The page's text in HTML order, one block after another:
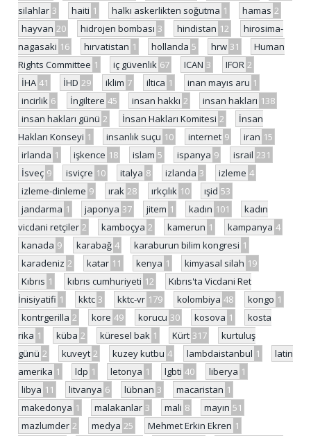
silahlar 3 haiti 1 halkı askerlikten soğutma 1 hamas 2
hayvan 20 hidrojen bombası 3 hindistan 12
hirosima-
nagasaki 16 hırvatistan 1 hollanda 5 hrw 31
Human
Rights Committee 1 iç güvenlik 67 ICAN 3 IFOR 2
İHA 41 İHD 29 iklim 7 iltica 1 inan mayıs aru 1
incirlik 6 İngiltere 45 insan hakkı 2 insan hakları 138
insan hakları günü 2 İnsan Hakları Komitesi 2
İnsan
Hakları Konseyi 1 insanlık suçu 10 internet 9 iran 15
irlanda 1 işkence 18 islam 5 ispanya 9 israil 231
İsveç 9 isviçre 10 italya 8 izlanda 3 izleme 4
izleme-dinleme 9 ırak 28 ırkçılık 10 ışid 53
jandarma 1 japonya 37 jitem 1 kadın 101
kadın
vicdani retçiler 2 kamboçya 2 kamerun 1 kampanya 4
kanada 9 karabağ 4 karaburun bilim kongresi 1
karadeniz 2 katar 11 kenya 1 kimyasal silah 19
Kıbrıs 1 kıbrıs cumhuriyeti 12
Kıbrıs'ta Vicdani Ret
İnisiyatifi 1 kktc 3 kktc-vr 179 kolombiya 48 kongo 1
kontrgerilla 2 kore 49 korucu 30 kosova 1
kosta
rika 1 küba 2 küresel bak 1 Kürt 317
kurtuluş
günü 2 kuveyt 2 kuzey kutbu 4 lambdaistanbul 1
latin
amerika 1 ldp 1 letonya 1 lgbti 40 liberya 1
libya 11 litvanya 6 lübnan 3 macaristan 1
makedonya 1 malakanlar 3 mali 8 mayın 51
mazlumder 2 medya 25 Mehmet Erkin Ekren 1